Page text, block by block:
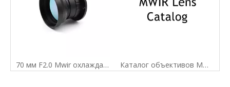
70 мм F2.0 Mwir охлаждаемый инфракрасный объектив с ручной фокусировкой для детектора 640X512-15 мкм Каталог объективов MWIR